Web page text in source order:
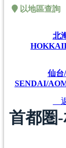
以地區查詢
北
仙台
SENDAI/
首都圏